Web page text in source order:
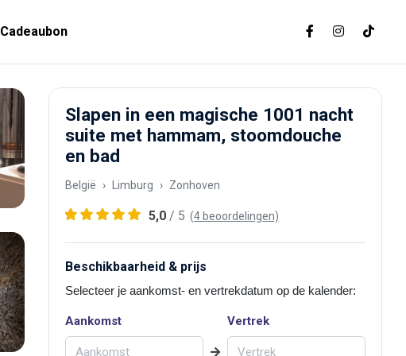
Cadeaubon
Slapen in een magische 1001 nacht
suite met hammam, stoomdouche
en bad
België Limburg Zonhoven
5,0 / 5 (4 beoordelingen)
Beschikbaarheid & prijs
Selecteer je aankomst- en vertrekdatum op de kalender:
Aankomst Vertrek